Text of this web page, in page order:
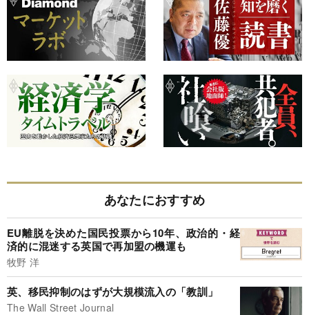
あなたにおすすめ
EU離脱を決めた国民投票から10年、政治的・経
済的に混迷する英国で再加盟の機運も
牧野 洋
英、移民抑制のはずが大規模流入の「教訓」
The Wall Street Journal